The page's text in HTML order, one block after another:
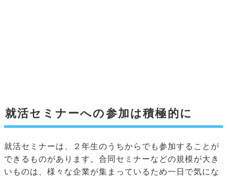
就活セミナーへの参加は積極的に
就活セミナーは、２年生のうちからでも参加することが
できるものがあります。合同セミナーなどの規模が大き
いものは、様々な企業が集まっているため一日で気にな